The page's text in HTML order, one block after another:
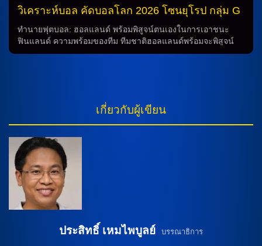
ทำนายฟุตบอลก็มีบทบาทสำคัญในการวิเคราะห์เกมนี้ […]
นักเตะตัวเด่นอย่าง อเล็คซานดาร์ มิโตรวิช, ดูซาน วลาโฮวิช,
และสตราฮินย่า พาฟโลวิช มาร่วมทีม ความคาดหวังในการ
แข่งขัน การทำนายว่าในการแข่งขันนี้ทีมไหนจะเป็นผู้ชนะยังคง
เป็นความสงสัย แต่มีความคาดหวังว่าทั้งสองทีมจะให้ความสำเร็จ
ในการแข่งขันนี้ เพื่อเข้าร่วมการแข่งขันคัดบอลโลก 2026 อย่าง
มีประสิทธิภาพและความเข้มแข็ง การวิเคราะห์บอลในการ
แข่งขันคัดบอลโลก 2026: แอลเบเนีย พร้อมพบเซอร์เบีย […]
วิเคราะห์บอล คัดบอลโลก 2026 โซนยุโรป กลุ่ม G
ฟินแลนด์ (2) -vs- ฮอลแลนด์ (4)
ทำนายฟุตบอล: ฮอลแลนด์ พร้อมพิสูจน์ตนเองในการเอาชนะ
ฟินแลนด์ ความพร้อมของทีม ทีมชาติฮอลแลนด์พร้อมจะพิสูจน์
ความสามารถของตนในการเอาชนะทีมชาติฟินแลนด์ในการ
ลิธัวเนียและมอลต้า โดยเก็บคะแนนมาจากการเสมอและชนะ
ตามลำดับ เตรียมใจสำหรับการเอาชนะฟินแลนด์ในครั้งหน้า นัก
แข่งขันครั้งนี้คือ โรมัน เอเรเมนโก้ และ มัตติอัส ซิลตาเน่น จาก
ทีมฮอลแลนด์ และ ยาค็อบ ฟริส และ ลูคัส ฮราเด็คกี้ จากทีม
ฟินแลนด์ ซึ่งเป็นนักเตะที่มีความสามารถและประสบการณ์
มากมายในการช่วยทีม การระดมกำลังใจ โค้ช โรนัลด์ คูมัน
กำลังพยายามให้ทีมมีสมรรถนะที่ดีในการแข่งขันครั้งนี้ โดยการ
ระดมกำลังใจให้กับนักเตะทุกคนในทีม และจะพยายามสร้าง
ทำนาย จากการทำนายที่ผ่านมาและสถิติของทั้งสองทีม
ฮอลแลนด์มีโอกาสสูงในการชนะฟินแลนด์ในการแข่งขันครั้ง
เกี่ยวกับผู้เขียน
ประสิทธิ์ เหมไพบูลย์ บรรณาธิการ